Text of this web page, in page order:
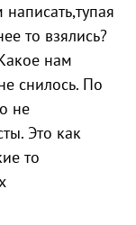
то взялись?
нам
снилось. По
не
Это как
то